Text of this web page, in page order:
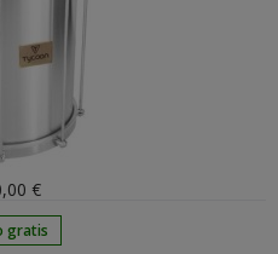
€
gratis